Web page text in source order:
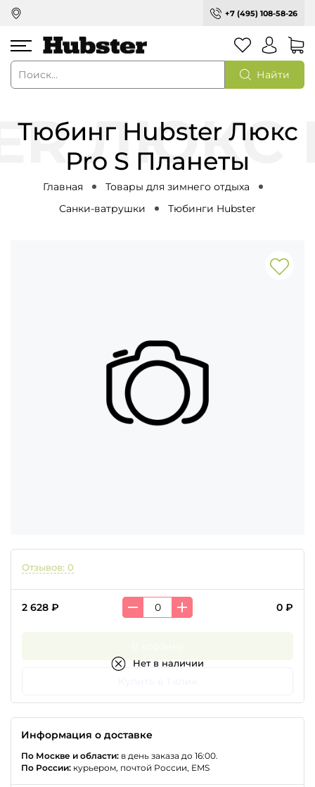
+7 (495) 108-58-26
Найти
Тюбинг Hubster Люкс
Pro S Планеты
Главная
Товары для зимнего отдыха
Санки-ватрушки
Тюбинги Hubster
Отзывов: 0
2 628 ₽ 0 ₽
Нет в наличии
Информация о доставке
По Москве и области: в день заказа до 16:00.
По России: курьером, почтой России, EMS